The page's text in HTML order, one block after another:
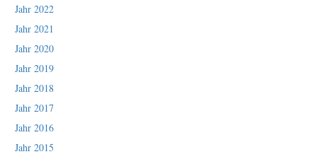
Jahr 2022
Jahr 2021
Jahr 2020
Jahr 2019
Jahr 2018
Jahr 2017
Jahr 2016
Jahr 2015